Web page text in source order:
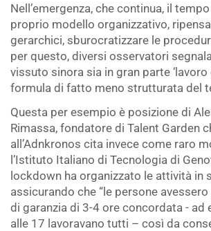
Nell’emergenza, che continua, il
proprio modello organizzativo,
gerarchici, sburocratizzare le
per questo, diversi osservatori
vissuto sinora sia in gran parte ‘lavoro
formula di fatto meno strutturata del
Questa per esempio è posizione di
Rimassa, fondatore di Talent Garden
all’Adnkronos cita invece come raro
l’Istituto Italiano di Tecnologia di
lockdown ha organizzato le attività in
assicurando che “le persone
di garanzia di 3-4 ore concordata - ad
alle 17 lavoravano tutti – così da